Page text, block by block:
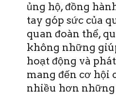
ủng hộ, đồng
tay góp sức của
quan đoàn thể,
không những
hoạt động và
mang đến cơ hội
nhiều hơn